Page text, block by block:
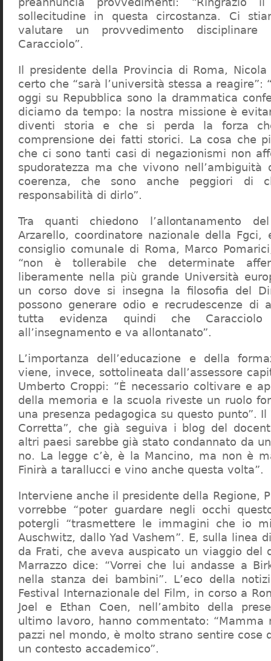
sollecitudine in questa circostanza. Ci
valutare un provvedimento
Caracciolo”.
Il presidente della Provincia di Roma,
certo che “sarà l’università stessa a reagire”:
oggi su Repubblica sono la drammatica
diciamo da tempo: la nostra missione è
diventi storia e che si perda la forza
comprensione dei fatti storici. La cosa che
che ci sono tanti casi di negazionismi non
spudoratezza ma che vivono nell’ambiguità
coerenza, che sono anche peggiori di
responsabilità di dirlo”.
Tra quanti chiedono l’allontanamento
Arzarello, coordinatore nazionale della
consiglio comunale di Roma, Marco
“non è tollerabile che determinate
liberamente nella più grande Università
un corso dove si insegna la filosofia del
possono generare odio e recrudescenze di
tutta evidenza quindi che
all’insegnamento e va allontanato”.
L’importanza dell’educazione e della
viene, invece, sottolineata dall’assessore
Umberto Croppi: “È necessario coltivare e
della memoria e la scuola riveste un ruolo
una presenza pedagogica su questo punto”.
Corretta”, che già seguiva i blog del
altri paesi sarebbe già stato condannato da
no. La legge c’è, è la Mancino, ma non è
Finirà a tarallucci e vino anche questa volta”.
Interviene anche il presidente della Regione,
vorrebbe “poter guardare negli occhi
potergli “trasmettere le immagini che io
Auschwitz, dallo Yad Vashem”. E, sulla linea
da Frati, che aveva auspicato un viaggio del
Marrazzo dice: “Vorrei che lui andasse a
nella stanza dei bambini”. L’eco della
Festival Internazionale del Film, in corso a
Joel e Ethan Coen, nell’ambito della
ultimo lavoro, hanno commentato: “Mamma
pazzi nel mondo, è molto strano sentire cose
un contesto accademico”.